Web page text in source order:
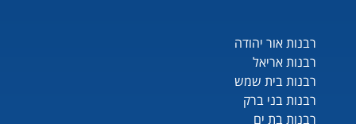
רבנות אור יהודה
רבנות אריאל
רבנות בית שמש
רבנות בני ברק
רבנות בת ים